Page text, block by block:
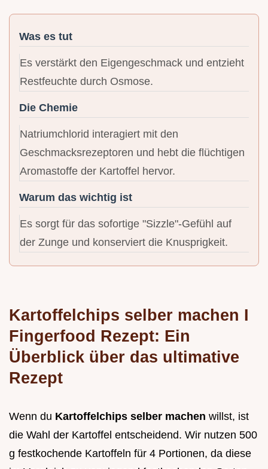
Was es tut
Es verstärkt den Eigengeschmack und entzieht
Restfeuchte durch Osmose.
Die Chemie
Natriumchlorid interagiert mit den
Geschmacksrezeptoren und hebt die flüchtigen
Aromastoffe der Kartoffel hervor.
Warum das wichtig ist
Es sorgt für das sofortige "Sizzle"-Gefühl auf
der Zunge und konserviert die Knusprigkeit.
Kartoffelchips selber machen I
Fingerfood Rezept: Ein
Überblick über das ultimative
Rezept
Wenn du Kartoffelchips selber machen willst, ist
die Wahl der Kartoffel entscheidend. Wir nutzen 500
g festkochende Kartoffeln für 4 Portionen, da diese